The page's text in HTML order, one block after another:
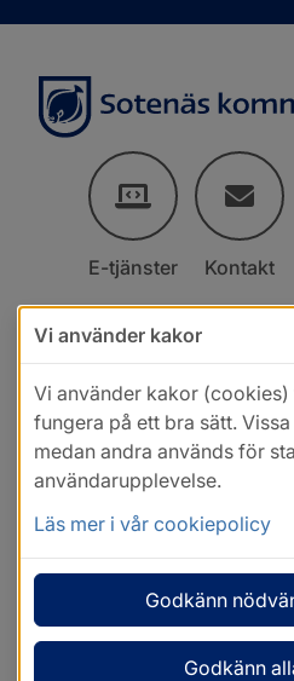
E-tjänster Kontakt
Vi använder kakor
Vi använder kakor
fungera på ett bra sätt.
medan andra används för
användarupplevelse.
Läs mer i vår cookiepolicy
Godkänn
Godkänn